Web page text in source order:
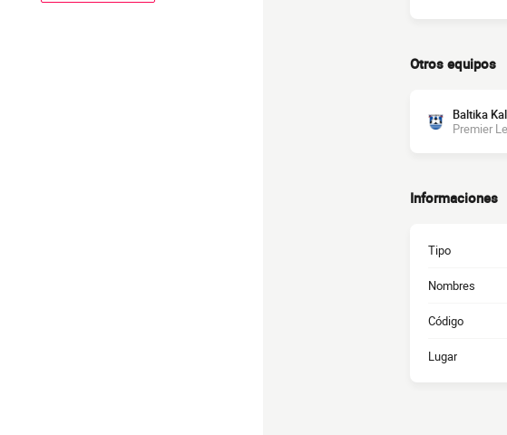
Otros equipos
Baltika
Premier
Informaciones
Tipo
Nombres
Código
Lugar